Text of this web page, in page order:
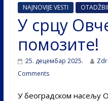
NAJNOVIJE VESTI
У срцу
помозите!
25. децембар 2025.
Comments
У београдском насељу